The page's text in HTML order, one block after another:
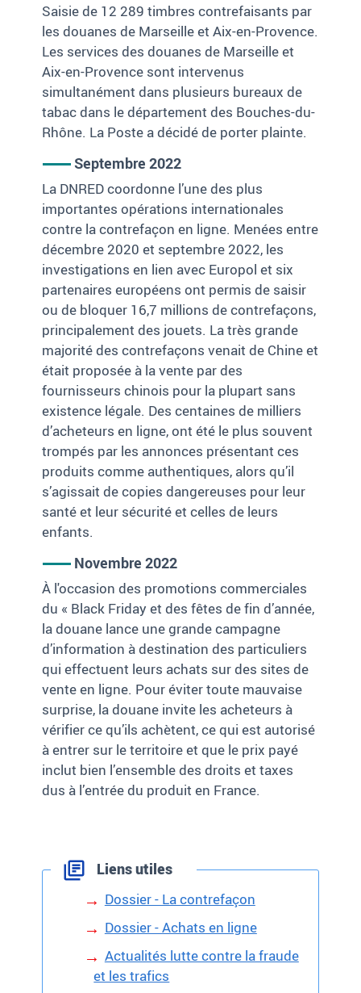
Saisie de 12 289 timbres contrefaisants par
les douanes de Marseille et Aix-en-Provence.
Les services des douanes de Marseille et
Aix-en-Provence sont intervenus
simultanément dans plusieurs bureaux de
tabac dans le département des Bouches-du-
Rhône. La Poste a décidé de porter plainte.
Septembre 2022
La DNRED coordonne l’une des plus
importantes opérations internationales
contre la contrefaçon en ligne. Menées entre
décembre 2020 et septembre 2022, les
investigations en lien avec Europol et six
partenaires européens ont permis de saisir
ou de bloquer 16,7 millions de contrefaçons,
principalement des jouets. La très grande
majorité des contrefaçons venait de Chine et
était proposée à la vente par des
fournisseurs chinois pour la plupart sans
existence légale. Des centaines de milliers
d’acheteurs en ligne, ont été le plus souvent
trompés par les annonces présentant ces
produits comme authentiques, alors qu’il
s’agissait de copies dangereuses pour leur
santé et leur sécurité et celles de leurs
enfants.
Novembre 2022
À l'occasion des promotions commerciales
du « Black Friday et des fêtes de fin d’année,
la douane lance une grande campagne
d’information à destination des particuliers
qui effectuent leurs achats sur des sites de
vente en ligne. Pour éviter toute mauvaise
surprise, la douane invite les acheteurs à
vérifier ce qu’ils achètent, ce qui est autorisé
à entrer sur le territoire et que le prix payé
inclut bien l’ensemble des droits et taxes
dus à l’entrée du produit en France.
Liens utiles
Dossier - La contrefaçon
Dossier - Achats en ligne
Actualités lutte contre la fraude
et les trafics